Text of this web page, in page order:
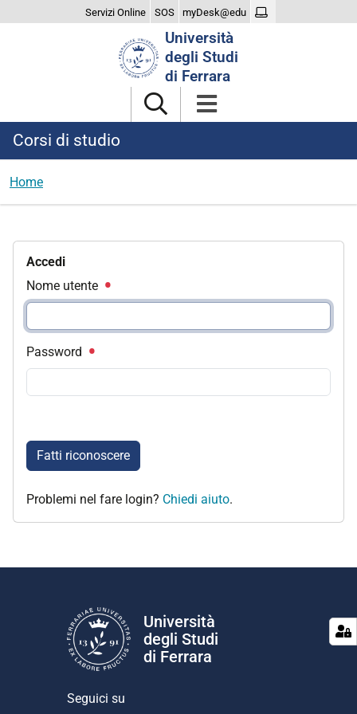
Servizi Online SOS myDesk@edu
Università
degli Studi
di Ferrara
Corsi di studio
Home
Accedi
Nome utente
Password
Fatti riconoscere
Problemi nel fare login? Chiedi aiuto.
Università
degli Studi
di Ferrara
Seguici su